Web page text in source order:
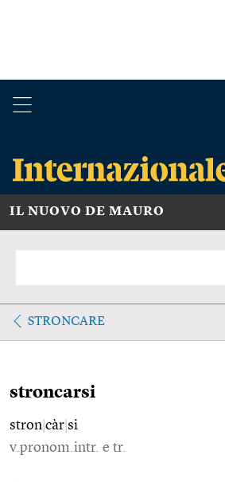
IL NUOVO DE MAURO
STRONCARE
stroncarsi
stron càr si
v.pronom.intr. e tr.